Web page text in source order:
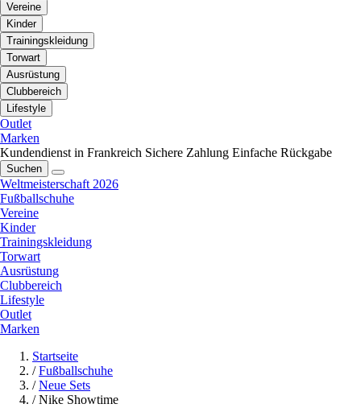
Vereine
Kinder
Trainingskleidung
Torwart
Ausrüstung
Clubbereich
Lifestyle
Outlet
Marken
Kundendienst in Frankreich Sichere Zahlung Einfache Rückgabe
Suchen
Weltmeisterschaft 2026
Fußballschuhe
Vereine
Kinder
Trainingskleidung
Torwart
Ausrüstung
Clubbereich
Lifestyle
Outlet
Marken
Startseite
/ Fußballschuhe
/ Neue Sets
/ Nike Showtime